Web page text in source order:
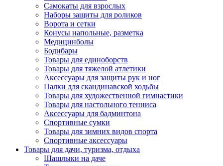
Самокаты для взрослых
Наборы защиты для роликов
Ворота и сетки
Конусы напольные, разметка
Медицинболы
Бодибары
Товары для единоборств
Товары для тяжелой атлетики
Аксессуары для защиты рук и ног
Палки для скандинавской ходьбы
Товары для художественной гимнастики
Товары для настольного тенниса
Аксессуары для бадминтона
Спортивные сумки
Товары для зимних видов спорта
Спортивные аксессуары
Товары для дачи, туризма, отдыха
Шашлыки на даче